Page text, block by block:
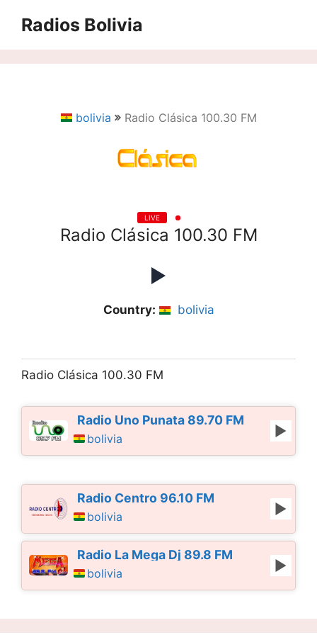
Radios Bolivia
bolivia Radio Clásica 100.30 FM
LIVE
Radio Clásica 100.30 FM
Country: bolivia
Radio Clásica 100.30 FM
Radio Uno Punata 89.70 FM
bolivia
Radio Centro 96.10 FM
bolivia
Radio La Mega Dj 89.8 FM
bolivia